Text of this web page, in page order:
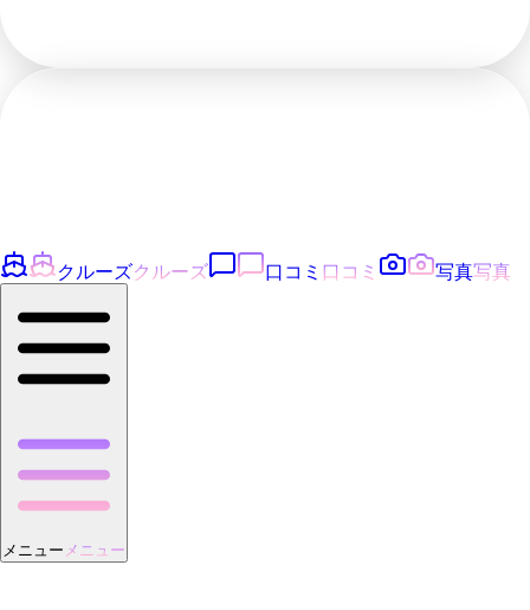
クルーズクルーズ 口コミ 口コミ 写真写真
メニュー メニュー